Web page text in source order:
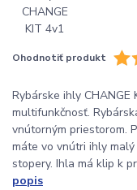
Ohodnotiť produkt
Rybárske ihly CHANGE
multifunkčnosť.
vnútorným priestorom.
máte vo vnútri ihly
stopery. Ihla má klip k
popis